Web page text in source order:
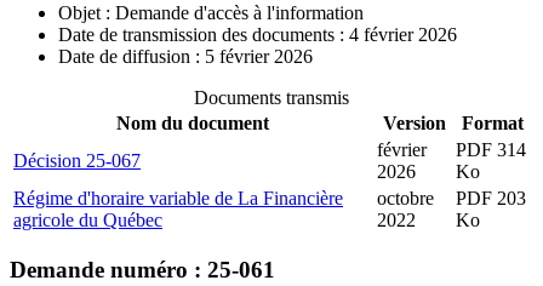
Objet : Demande d'accès à l'information
Date de transmission des documents : 4 février 2026
Date de diffusion : 5 février 2026
Documents transmis
Nom du document
Version
Format
Décision 25-067
février
2026
PDF 314
Ko
Régime d'horaire variable de La Financière
agricole du Québec
octobre
2022
PDF 203
Ko
Demande numéro : 25-061